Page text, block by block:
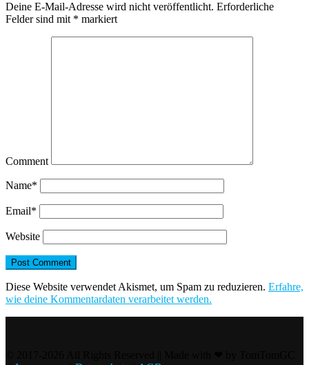
Deine E-Mail-Adresse wird nicht veröffentlicht. Erforderliche
Felder sind mit * markiert
Comment
Name*
Email*
Website
Diese Website verwendet Akismet, um Spam zu reduzieren. Erfahre,
wie deine Kommentardaten verarbeitet werden.